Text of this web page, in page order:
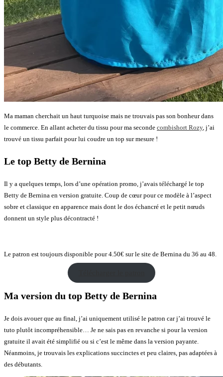
Ma maman cherchait un haut turquoise mais ne trouvais pas son bonheur dans
le commerce. En allant acheter du tissu pour ma seconde combishort Rozy, j’ai
trouvé un tissu parfait pour lui coudre un top sur mesure !
Le top Betty de Bernina
Il y a quelques temps, lors d’une opération promo, j’avais téléchargé le top
Betty de Bernina en version gratuite. Coup de cœur pour ce modèle à l’aspect
sobre et classique en apparence mais dont le dos échancré et le petit nœuds
donnent un style plus décontracté !
Le patron est toujours disponible pour 4.50€ sur le site de Bernina du 36 au 48.
Ma version du top Betty de Bernina
Je dois avouer que au final, j’ai uniquement utilisé le patron car j’ai trouvé le
tuto plutôt incompréhensible… Je ne sais pas en revanche si pour la version
gratuite il avait été simplifié ou si c’est le même dans la version payante.
Néanmoins, je trouvais les explications succinctes et peu claires, pas adaptées à
des débutants.